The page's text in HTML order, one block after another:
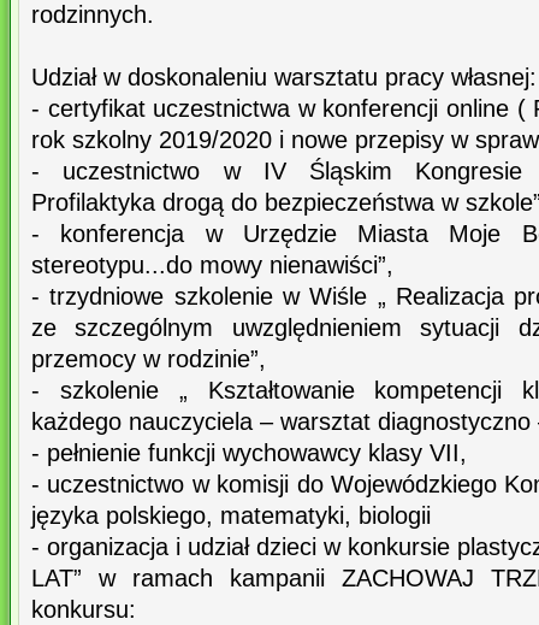
rodzinnych.
Udział w doskonaleniu warsztatu pracy własnej:
- certyfikat uczestnictwa w konferencji online (
rok szkolny 2019/2020 i nowe przepisy w
- uczestnictwo w IV Śląskim Kongresie
Profilaktyka drogą do bezpieczeństwa w
- konferencja w Urzędzie Miasta Moje
stereotypu...do mowy nienawiści”,
- trzydniowe szkolenie w Wiśle „ Realizacja
ze szczególnym uwzględnieniem sytuacji
przemocy w rodzinie”,
- szkolenie „ Kształtowanie kompetencji
każdego nauczyciela – warsztat diagnostyczno
- pełnienie funkcji wychowawcy klasy VII,
- uczestnictwo w komisji do Wojewódzkiego
języka polskiego, matematyki, biologii
- organizacja i udział dzieci w konkursie
LAT” w ramach kampanii ZACHOWAJ
konkursu: